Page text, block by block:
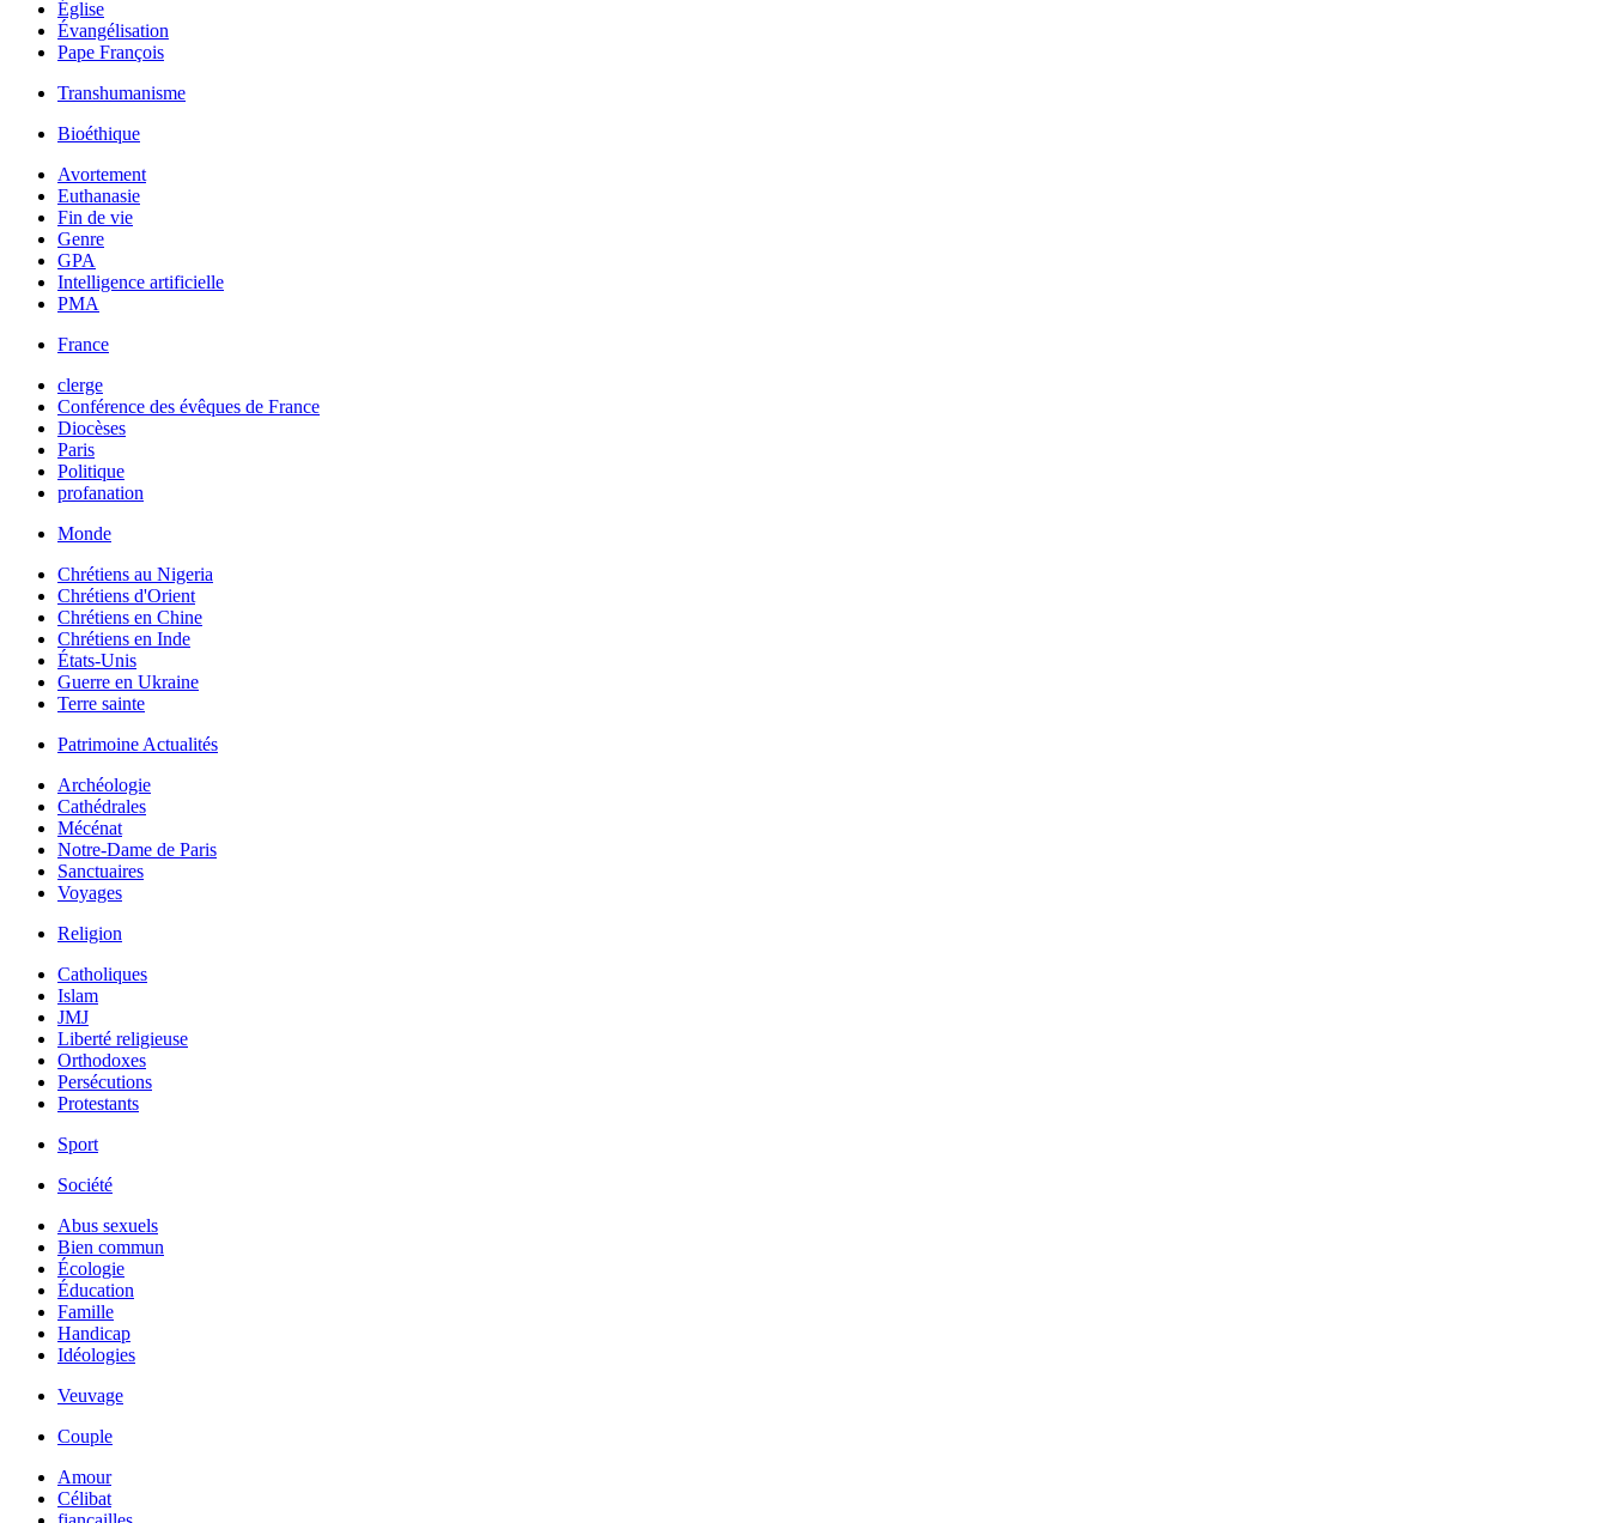
Église
Évangélisation
Pape François
Transhumanisme
Bioéthique
Avortement
Euthanasie
Fin de vie
Genre
GPA
Intelligence artificielle
PMA
France
clerge
Conférence des évêques de France
Diocèses
Paris
Politique
profanation
Monde
Chrétiens au Nigeria
Chrétiens d'Orient
Chrétiens en Chine
Chrétiens en Inde
États-Unis
Guerre en Ukraine
Terre sainte
Patrimoine Actualités
Archéologie
Cathédrales
Mécénat
Notre-Dame de Paris
Sanctuaires
Voyages
Religion
Catholiques
Islam
JMJ
Liberté religieuse
Orthodoxes
Persécutions
Protestants
Sport
Société
Abus sexuels
Bien commun
Écologie
Éducation
Famille
Handicap
Idéologies
Veuvage
Couple
Amour
Célibat